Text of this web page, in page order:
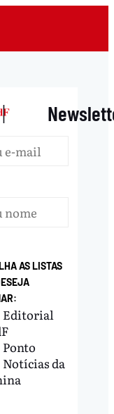
|
AS LISTAS
Editorial
Ponto
Notícias da